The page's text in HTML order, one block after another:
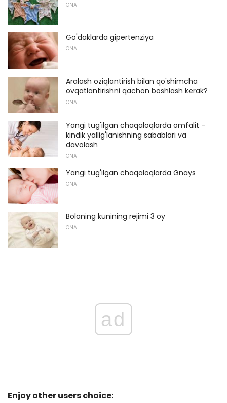
ONA
Go'daklarda gipertenziya
ONA
Aralash oziqlantirish bilan qo'shimcha
ovqatlantirishni qachon boshlash kerak?
ONA
Yangi tug'ilgan chaqaloqlarda omfalit -
kindik yallig'lanishning sabablari va
davolash
ONA
Yangi tug'ilgan chaqaloqlarda Gnays
ONA
Bolaning kunining rejimi 3 oy
ONA
ad
Enjoy other users choice: